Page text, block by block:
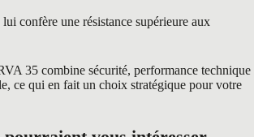
lui confère une résistance supérieure aux
35 combine sécurité, performance technique
ce qui en fait un choix stratégique pour votre